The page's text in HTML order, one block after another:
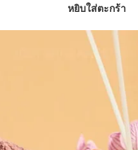
หยิบใส่ตะกร้า